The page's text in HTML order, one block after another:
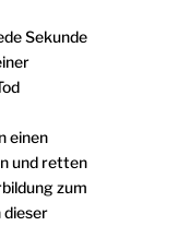
Sekunde
einen
und retten
zum
dieser